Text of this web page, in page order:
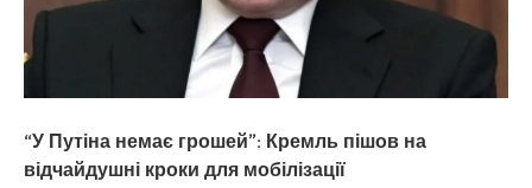
“У Путіна немає грошей”: Кремль пішов на
відчайдушні кроки для мобілізації